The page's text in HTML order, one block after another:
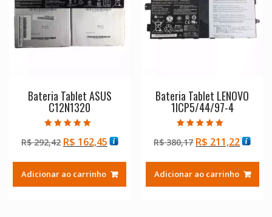
Bateria Tablet ASUS
C12N1320
5.00
de 5
R$292,42 O
original
era:
R$ 162,45O
atual
é:
Adicionar ao carrinho
Bateria Tablet LENOVO
1ICP5/44/97-4
5.00
de 5
R$380,17 O
original
era:
R$ 211,22O
atual
é:
Adicionar ao carrinho